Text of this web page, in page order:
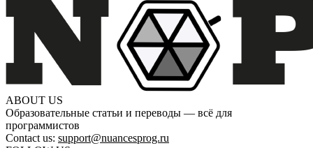
ABOUT US
Образовательные статьи и переводы — всё для
программистов
Contact us: support@nuancesprog.ru